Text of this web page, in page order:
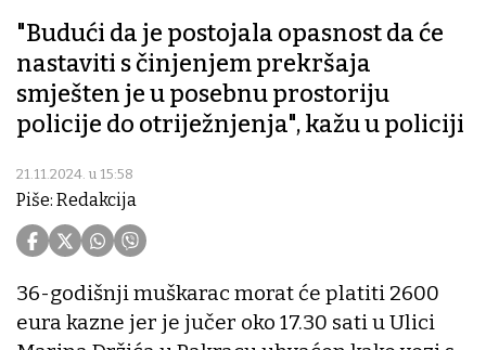
"Budući da je postojala opasnost da će
nastaviti s činjenjem prekršaja
smješten je u posebnu prostoriju
policije do otriježnjenja", kažu u policiji
21.11.2024. u 15:58
Piše: Redakcija
36-godišnji muškarac morat će platiti 2600
eura kazne jer je jučer oko 17.30 sati u Ulici